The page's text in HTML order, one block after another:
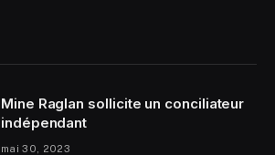
Mine Raglan sollicite un conciliateur
indépendant
mai 30, 2023